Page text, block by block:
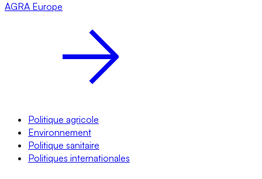
AGRA Europe
Politique agricole
Environnement
Politique sanitaire
Politiques internationales